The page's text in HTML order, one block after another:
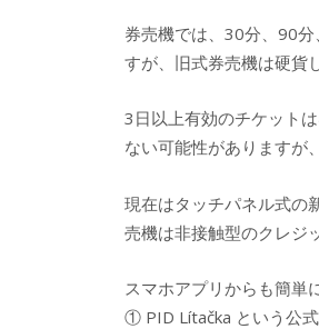
券売機では、30分、90
すが、旧式券売機は硬貨
3日以上有効のチケット
ない可能性がありますが
現在はタッチパネル式の
売機は非接触型のクレジ
スマホアプリからも簡単
① PID Lítačka という公